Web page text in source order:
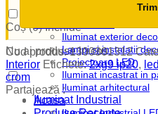
Coș (0)Închide
Nu ai produse in cos.
Acasa
Iluminat exterior
Lampi si instalatii
Proiectoare LED
Iluminat incastrat in
Iluminat arhitectural
Iluminat Industrial
Cod produs:1300301312
Interior Etichete:2xg9 ip20,
crom
Partajează :